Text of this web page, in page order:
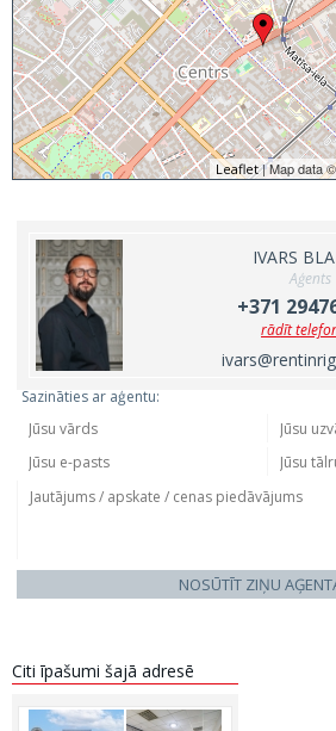
Leaflet| Map data
IVARS
Aģents
+371
rādīt
Sazināties ar aģentu:
NOSŪTĪT ZIŅU
Citi īpašumi šajā adresē